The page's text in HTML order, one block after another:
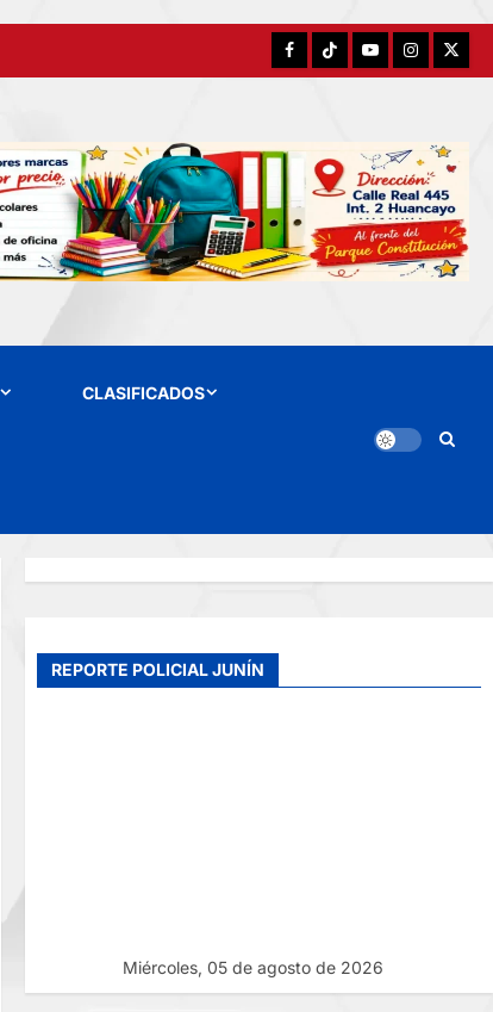
FacebookTikTokYouTubeInstagram
X
CLASIFICADOS
REPORTE POLICIAL JUNÍN
Miércoles, 05 de agosto de 2026